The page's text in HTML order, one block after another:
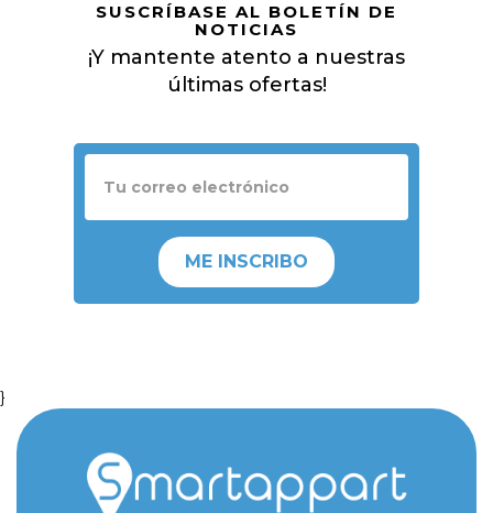
SUSCRÍBASE AL BOLETÍN DE
NOTICIAS
¡Y mantente atento a nuestras
últimas ofertas!
ME INSCRIBO
}